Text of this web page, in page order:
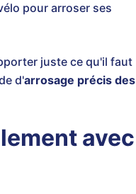
pour arroser ses
juste ce qu'il faut
d'arrosage précis des
avec